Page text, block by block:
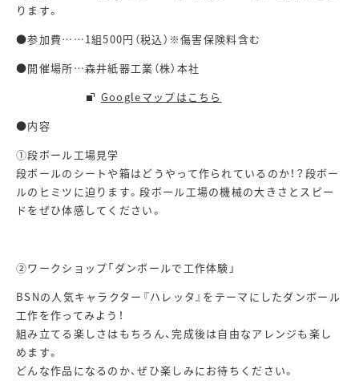
ります。
●参加費……1組500円（税込）※傷害保険料含む
●開催場所…森井紙器工業（株）本社
Googleマップはこちら
●内容
①段ボール工場見学
段ボールのシートや箱はどうやって作られているのか！？段ボー
ルのヒミツに迫ります。段ボール工場の機械の大きさとスピー
ドをぜひ体感してください。
②ワークショップ「ダンボールで工作体験」
BSNの人気キャラクター『ハレッタ』をテーマにしたダンボール
工作を作ってみよう！
組み立てる楽しさはもちろん、完成後は自由なアレンジも楽し
めます。
どんな作品になるのか、ぜひ楽しみにお待ちください。